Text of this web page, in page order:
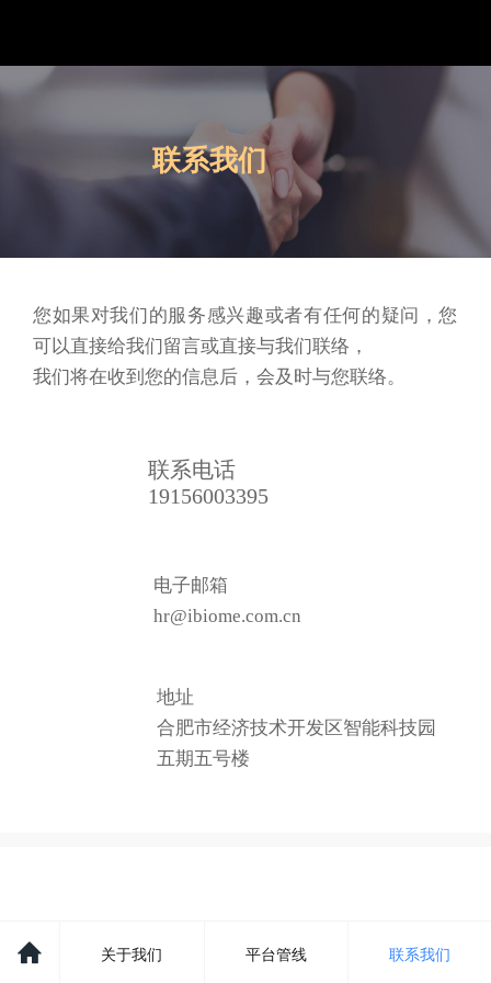
中文
English
联系我们
您如果对我们的服务感兴趣或者有任何的疑问，您
可以直接给我们留言或直接与我们联络，
我们将在收到您的信息后，会及时与您联络。
联系电话
19156003395
电子邮箱
hr@ibiome.com.cn
地址
合肥市经济技术开发区智能科技园
五期五号楼
关于我们 平台管线 联系我们